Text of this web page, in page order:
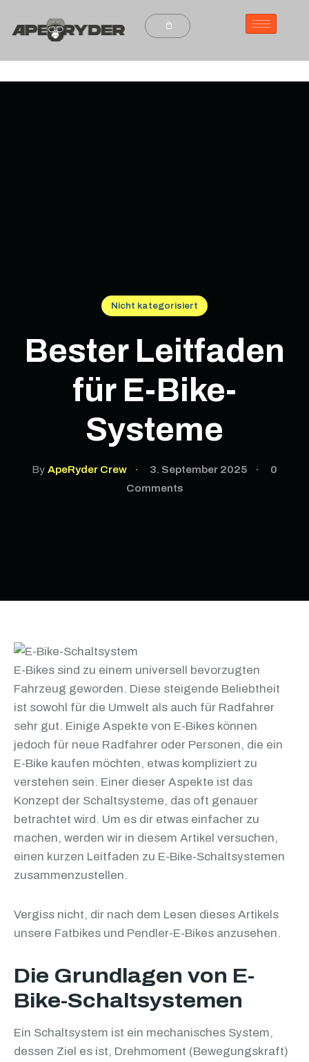
Nicht kategorisiert
Bester Leitfaden
für E-Bike-
Systeme
By ApeRyder Crew 3. September 2025
0
Comments
E-Bikes sind zu einem universell bevorzugten
Fahrzeug geworden. Diese steigende Beliebtheit
ist sowohl für die Umwelt als auch für Radfahrer
sehr gut. Einige Aspekte von E-Bikes können
jedoch für neue Radfahrer oder Personen, die ein
E-Bike kaufen möchten, etwas kompliziert zu
verstehen sein. Einer dieser Aspekte ist das
Konzept der Schaltsysteme, das oft genauer
betrachtet wird. Um es dir etwas einfacher zu
machen, werden wir in diesem Artikel versuchen,
einen kurzen Leitfaden zu E-Bike-Schaltsystemen
zusammenzustellen.
Vergiss nicht, dir nach dem Lesen dieses Artikels
unsere Fatbikes und Pendler-E-Bikes anzusehen.
Die Grundlagen von E-
Bike-Schaltsystemen
Ein Schaltsystem ist ein mechanisches System,
dessen Ziel es ist, Drehmoment (Bewegungskraft)